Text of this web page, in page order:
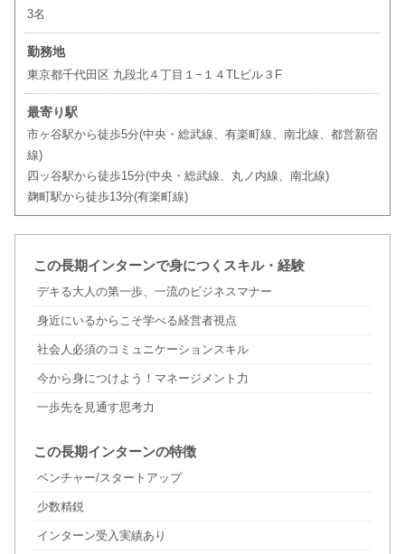
3名
勤務地
東京都千代田区 九段北４丁目１−１４TLビル３F
最寄り駅
市ヶ谷駅から徒歩5分(中央・総武線、有楽町線、南北線、都営新宿
線)
四ッ谷駅から徒歩15分(中央・総武線、丸ノ内線、南北線)
麹町駅から徒歩13分(有楽町線)
この長期インターンで身につくスキル・経験
デキる大人の第一歩、一流のビジネスマナー
身近にいるからこそ学べる経営者視点
社会人必須のコミュニケーションスキル
今から身につけよう！マネージメント力
一歩先を見通す思考力
この長期インターンの特徴
ベンチャー/スタートアップ
少数精鋭
インターン受入実績あり